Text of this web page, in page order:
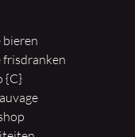
bieren
frisdranken
{C}